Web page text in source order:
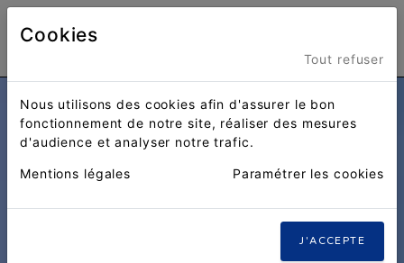
Cookies
Tout refuser
Nous utilisons des cookies afin d'assurer le bon
fonctionnement de notre site, réaliser des mesures
d'audience et analyser notre trafic.
Mentions légales Paramétrer les cookies
J'ACCEPTE